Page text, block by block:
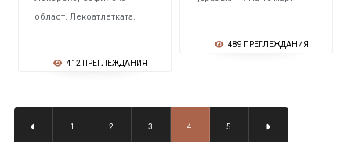
област. Лекоатлетката.
412 ПРЕГЛЕЖДАНИЯ
489 ПРЕГЛЕЖДАНИЯ
1 2 3 4 5